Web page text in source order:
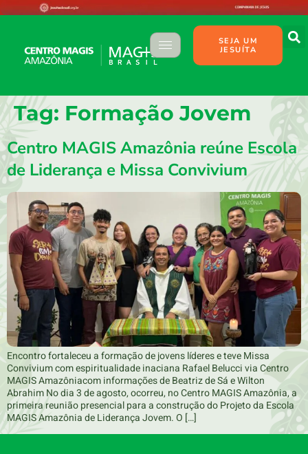
SEJA UM
JESUÍTA
Tag: Formação Jovem
Centro MAGIS Amazônia reúne Escola
de Liderança e Missa Convivium
Encontro fortaleceu a formação de jovens líderes e teve Missa
Convivium com espiritualidade inaciana Rafael Belucci via Centro
MAGIS Amazôniacom informações de Beatriz de Sá e Wilton
Abrahim No dia 3 de agosto, ocorreu, no Centro MAGIS Amazônia, a
primeira reunião presencial para a construção do Projeto da Escola
MAGIS Amazônia de Liderança Jovem. O […]